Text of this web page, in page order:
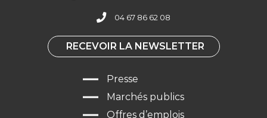
04 67 86 62 08
RECEVOIR LA NEWSLETTER
Presse
Marchés publics
Offres d’emplois